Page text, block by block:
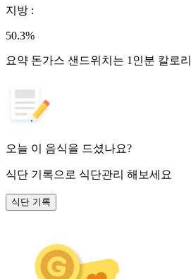
지방 :
50.3%
요약 돈가스 샌드위치는 1인분 칼로
오늘 이 음식을 드셨나요?
식단 기록으로 식단관리 해보세요
식단 기록